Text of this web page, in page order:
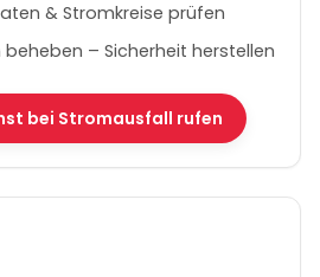
& Stromkreise prüfen
beheben – Sicherheit herstellen
bei Stromausfall rufen